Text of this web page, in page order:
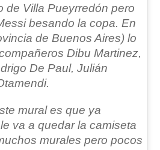
de Villa Pueyrredón pero
besando la copa. En
de Buenos Aires) lo
Dibu Martinez,
De Paul, Julián
mural es que ya
va a quedar la camiseta
murales pero pocos